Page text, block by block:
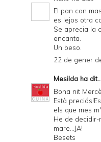
El pan con
es lejos otra
Se aprecia la
encanta.
Un beso.
22 de gener
Mesilda ha
Bona nit Mercè
Està
els que mes
He de decidir-
mare...JA!
Besets